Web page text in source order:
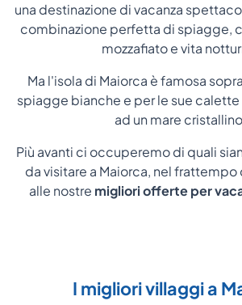
una destinazione di vacanza
combinazione perfetta di spiagge,
mozzafiato e vita
Ma l'isola di Maiorca è famosa
spiagge bianche e per le sue
ad un mare
Più avanti ci occuperemo di quali
da visitare a Maiorca, nel frattempo
alle nostre migliori offerte per
I migliori villaggi a